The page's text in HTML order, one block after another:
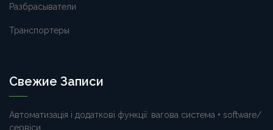
Разбрасыватели
Транспортеры
Свежие Записи
Автоматизація і додаткові функції: вагова система + software/
сервіси